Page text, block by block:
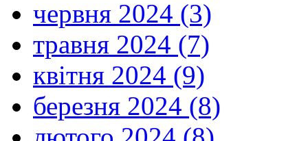
червня 2024 (3)
травня 2024 (7)
квітня 2024 (9)
березня 2024 (8)